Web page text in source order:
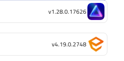
v1.28.0.17626
v4.19.0.2748